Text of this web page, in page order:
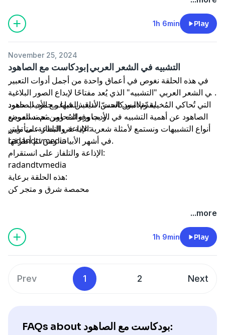
1h 6min Play
November 25, 2024
التشبيه في الشعر العربي|بودكاست مع الصاهود
في هذه الحلقة نغوص في أعماق واحدة من أجمل أدوات التعبير
في الشعر العربي "التشبيه" الذي يُعد مفتاحًا لإبداع الصور البلاغية
التي تُحاكي المُخيلة وتلامس الحسّ، نناقش فيها مع الأديب حمود
الصاهود عن أهمية التشبيه في الأدب وفوائده ومن ثم نستعرض
أنواع التشبيهات ونستمع لأمثلة شعرية غاية في البداعة، متأملين
في أشهر الأبيات ومن ثم أطرفها.
يقدّم البودكاست الأديب الشاعر حمود الصاهود
و يحاوره المُحاور محمد الموينع.
الإذاعة والتلفاز على تويتر:
radandtvmedia
الإذاعة والتلفاز على انستقرام:
radandtvmedia
هذه الحلقة برعاية:
محمصة شرق و متجر كن
...more
1h 9min Play
Prev 1 2 Next
FAQs about بودكاست مع الصاهود: